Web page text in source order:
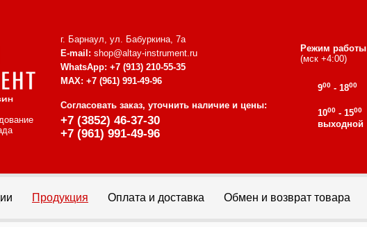
г. Барнаул, ул. Бабуркина, 7а
E-mail: shop@altay-instrument.ru
WhatsApp: +7 (913) 210-55-35
MAX: +7 (961) 991-49-96
Согласовать заказ, уточнить наличие и цены:
+7 (3852) 46-37-30
+7 (961) 991-49-96
Режим работы
(мск +4:00)
900 - 1800
1000 - 1500
выходной
Продукция Оплата и доставка Обмен и возврат товара